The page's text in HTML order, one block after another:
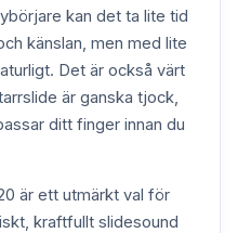
kan det ta lite tid
känslan, men med lite
Det är också värt
är ganska tjock,
ditt finger innan du
är ett utmärkt val för
kraftfullt slidesound